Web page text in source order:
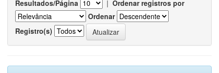
Resultados/Página | Ordenar registros por
Ordenar
Registro(s)